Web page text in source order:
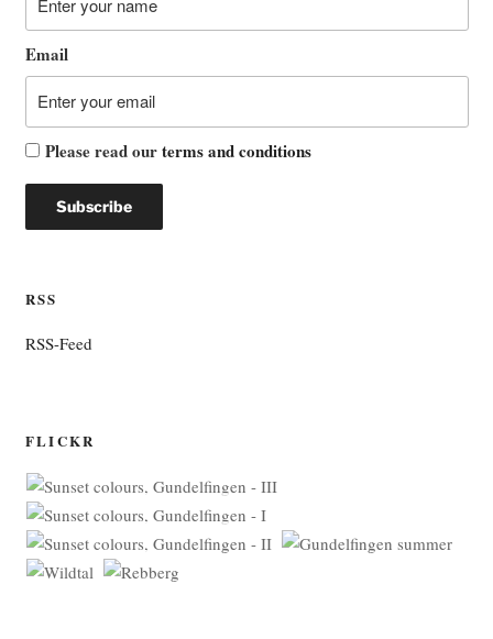
Email
Please read ourterms and conditions
RSS
RSS-Feed
FLICKR